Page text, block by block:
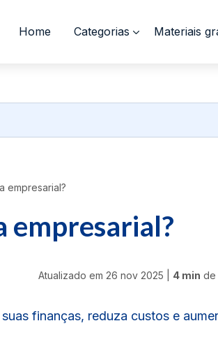
Home Categorias Materiais
empresarial?
empresarial?
Atualizado em 26 nov 2025 4 min de
finanças, reduza custos e